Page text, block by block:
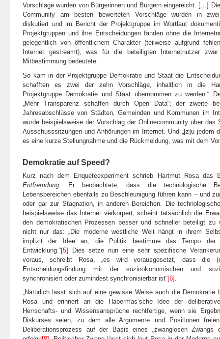
Vorschläge wurden von Bürgerinnen und Bürgern eingereicht. […]
Community am besten bewerteten Vorschläge wurden in zwei
diskutiert und im Bericht der Projektgruppe im Wortlaut
Projektgruppen und ihre Entscheidungen fanden ohne die
gelegentlich von öffentlichem Charakter (teilweise aufgrund
Internet gestreamt), was für die beteiligten Internetnutzer
Mitbestimmung bedeutete.
So kam in der Projektgruppe Demokratie und Staat die
schafften es zwei der zehn Vorschläge, inhaltlich in die
Projektgruppe Demokratie und Staat übernommen zu werden.“
„Mehr Transparenz schaffen durch Open Data“; der zweite
Jahresabschlüsse von Städten, Gemeinden und Kommunen im
wurde beispielsweise der Vorschlag der Onlinecommunity über das
Ausschusssitzungen und Anhörungen im Internet. Und „[z]u jedem
es eine kurze Stellungnahme und die Rückmeldung, was mit dem
Demokratie auf Speed?
Kurz nach dem Enqueteexperiment schrieb Hartmut Rosa das
Entfremdung . Er beobachtete, dass die technologische
Lebensbereichen ebenfalls zu Beschleunigung führen kann – und
oder gar zur Stagnation, in anderen Bereichen. Die
beispielsweise das Internet verkörpert, scheint tatsächlich die
den demokratischen Prozessen besser und schneller beteiligt zu
nicht nur das: „Die moderne westliche Welt hängt in ihrem
implizit der Idee an, die Politik bestimme das Tempo der
Entwicklung.“[5] Dies setze nun eine sehr spezifische
voraus, schreibt Rosa, „es wird vorausgesetzt, dass die
Entscheidungsfindung mit der sozioökonomischen und
synchronisiert oder zumindest synchronisierbar ist“[6]
„Natürlich lässt sich auf eine gewisse Weise auch die Demokratie
Rosa und erinnert an die Habermas’sche Idee der
Herrschafts- und Wissensansprüche rechtfertige, wenn sie
Diskurses seien, zu dem alle Argumente und Positionen
Deliberationsprozess auf der Basis eines „zwanglosen Zwangs